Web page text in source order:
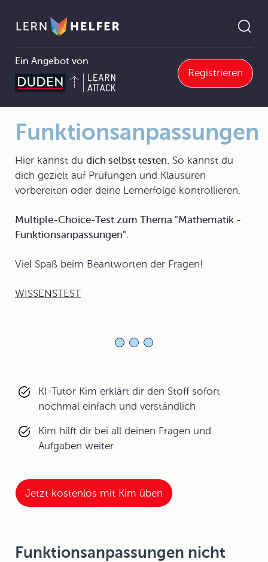
Ein Angebot von
Registrieren
Pfadnavigation
6 Differenzialrechnung 6.7 Bestimmen von Funktionsgleichungen Funktionsanpassungen
Funktionsanpassungen
Hier kannst du dich selbst testen. So kannst du
dich gezielt auf Prüfungen und Klausuren
vorbereiten oder deine Lernerfolge kontrollieren.
Multiple-Choice-Test zum Thema "Mathematik -
Funktionsanpassungen".
Viel Spaß beim Beantworten der Fragen!
WISSENSTEST
KI-Tutor Kim erklärt dir den Stoff sofort
nochmal einfach und verständlich
Kim hilft dir bei all deinen Fragen und
Aufgaben weiter
Jetzt kostenlos mit Kim üben
Funktionsanpassungen nicht